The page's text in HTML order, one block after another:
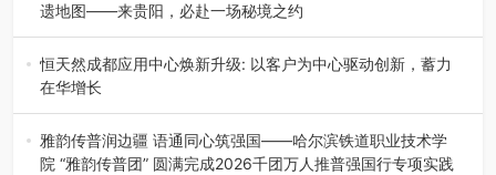
遗地图——来贵阳，必赴一场秘境之约
2026年7月21日，2026年“贵州很值得”暨抖音“心动目的
地”（贵州站）主题…
恒天然成都应用中心焕新升级: 以客户为中心驱动创新，蓄力
在华增长
融合全球研发实力与本土洞察，深化客户共创，赋能西南市
场创新发展 （7月27日，成…
雅韵传普润边疆 语通同心筑强国——哈尔滨铁道职业技术学
院 “雅韵传普团” 圆满完成2026千团万人推普强国行专项实践